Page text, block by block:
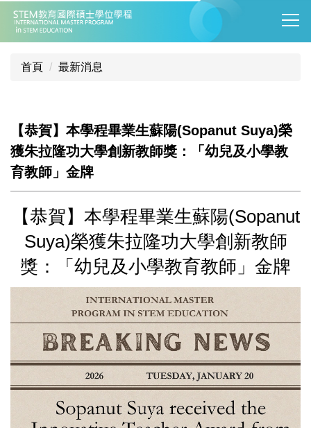
跳
到
主
首頁 最新消息
【恭賀】本學程畢業生蘇陽(Sopanut Suya)榮
獲朱拉隆功大學創新教師獎：「幼兒及小學教
育教師」金牌
【恭賀】本學程畢業生蘇陽(Sopanut
Suya)榮獲朱拉隆功大學創新教師
獎：「幼兒及小學教育教師」金牌